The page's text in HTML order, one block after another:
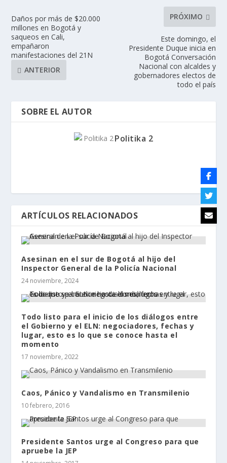
Daños por más de $20.000
millones en Bogotá y
saqueos en Cali,
empañaron
manifestaciones del 21N
ANTERIOR
PRÓXIMO
Este domingo, el
Presidente Duque inicia en
Bogotá Conversación
Nacional con alcaldes y
gobernadores electos de
todo el país
SOBRE EL AUTOR
Politika 2
ARTÍCULOS RELACIONADOS
Asesinan en el sur de Bogotá al hijo del
Inspector General de la Policía Nacional
24 noviembre, 2024
Todo listo para el inicio de los diálogos entre
el Gobierno y el ELN: negociadores, fechas y
lugar, esto es lo que se conoce hasta el
momento
17 noviembre, 2022
Caos, Pánico y Vandalismo en Transmilenio
10 febrero, 2016
Presidente Santos urge al Congreso para que
apruebe la JEP